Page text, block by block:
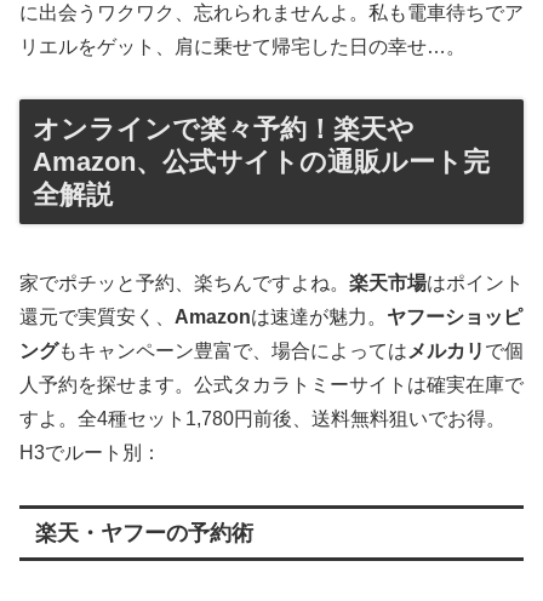
に出会うワクワク、忘れられませんよ。私も電車待ちでア
リエルをゲット、肩に乗せて帰宅した日の幸せ…。
オンラインで楽々予約！楽天や
Amazon、公式サイトの通販ルート完
全解説
家でポチッと予約、楽ちんですよね。 楽天市場はポイント
還元で実質安く、 Amazonは速達が魅力。 ヤフーショッピ
ングもキャンペーン豊富で、場合によってはメルカリ で個
人予約を探せます。公式タカラトミーサイトは確実在庫で
すよ。全4種セット1,780円前後、送料無料狙いでお得。
H3でルート別：
楽天・ヤフーの予約術